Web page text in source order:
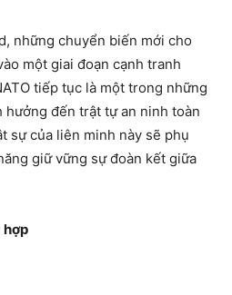
những chuyển biến mới cho
một giai đoạn cạnh tranh
tiếp tục là một trong những
đến trật tự an ninh toàn
sự của liên minh này sẽ phụ
giữ vững sự đoàn kết giữa
hợp